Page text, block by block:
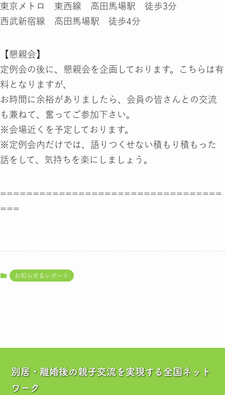
東京メトロ 東西線 高田馬場駅 徒歩3分
西武新宿線 高田馬場駅 徒歩4分
【懇親会】
定例会の後に、懇親会を企画しております。こちらは有
料となりますが、
お時間に余裕がありましたら、会員の皆さんとの交流
も兼ねて、奮ってご参加下さい。
※会場近くを予定しております。
※定例会内だけでは、語りつくせない積もり積もった
話をして、気持ちを楽にしましょう。
==================================
===
お知らせ＆レポート
別居・離婚後の親子交流を実現する全国ネット
ワーク